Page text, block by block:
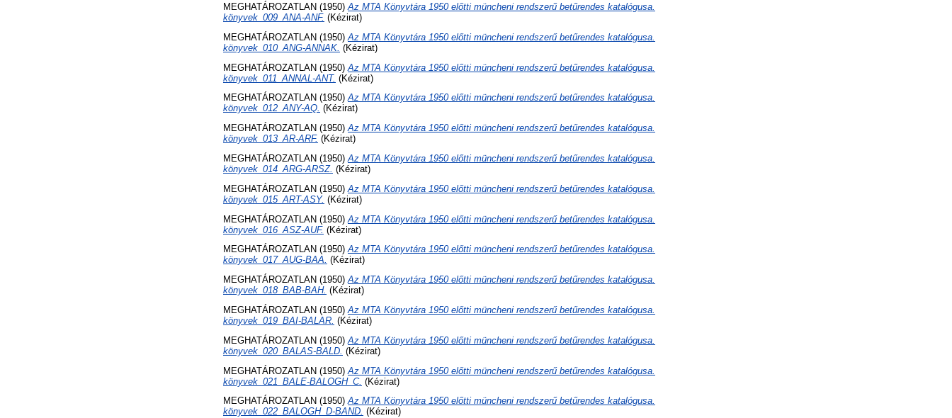
MEGHATÁROZATLAN (1950) Az MTA Könyvtára 1950 előtti müncheni rendszerű betűrendes katalógusa.
könyvek_009_ANA-ANF. (Kézirat)
MEGHATÁROZATLAN (1950) Az MTA Könyvtára 1950 előtti müncheni rendszerű betűrendes katalógusa.
könyvek_010_ANG-ANNAK. (Kézirat)
MEGHATÁROZATLAN (1950) Az MTA Könyvtára 1950 előtti müncheni rendszerű betűrendes katalógusa.
könyvek_011_ANNAL-ANT. (Kézirat)
MEGHATÁROZATLAN (1950)Az MTA Könyvtára 1950 előtti müncheni rendszerű betűrendes katalógusa.
könyvek_012_ANY-AQ. (Kézirat)
MEGHATÁROZATLAN (1950)Az MTA Könyvtára 1950 előtti müncheni rendszerű betűrendes katalógusa.
könyvek_013_AR-ARF. (Kézirat)
MEGHATÁROZATLAN (1950) Az MTA Könyvtára 1950 előtti müncheni rendszerű betűrendes katalógusa.
könyvek_014_ARG-ARSZ. (Kézirat)
MEGHATÁROZATLAN (1950) Az MTA Könyvtára 1950 előtti müncheni rendszerű betűrendes katalógusa.
könyvek_015_ART-ASY. (Kézirat)
MEGHATÁROZATLAN (1950) Az MTA Könyvtára 1950 előtti müncheni rendszerű betűrendes katalógusa.
könyvek_016_ASZ-AUF. (Kézirat)
MEGHATÁROZATLAN (1950)Az MTA Könyvtára 1950 előtti müncheni rendszerű betűrendes katalógusa.
könyvek_017_AUG-BAA. (Kézirat)
MEGHATÁROZATLAN (1950)Az MTA Könyvtára 1950 előtti müncheni rendszerű betűrendes katalógusa.
könyvek_018_BAB-BAH. (Kézirat)
MEGHATÁROZATLAN (1950) Az MTA Könyvtára 1950 előtti müncheni rendszerű betűrendes katalógusa.
könyvek_019_BAI-BALAR. (Kézirat)
MEGHATÁROZATLAN (1950) Az MTA Könyvtára 1950 előtti müncheni rendszerű betűrendes katalógusa.
könyvek_020_BALAS-BALD. (Kézirat)
MEGHATÁROZATLAN (1950) Az MTA Könyvtára 1950 előtti müncheni rendszerű betűrendes katalógusa.
könyvek_021_BALE-BALOGH_C. (Kézirat)
MEGHATÁROZATLAN (1950)Az MTA Könyvtára 1950 előtti müncheni rendszerű betűrendes katalógusa.
könyvek_022_BALOGH_D-BAND. (Kézirat)